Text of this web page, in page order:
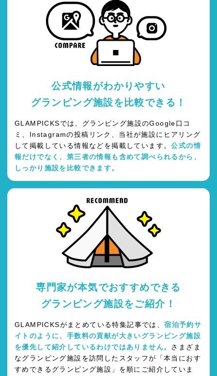
公式情報がわかりやすい
グランピング施設を比較できる！
GLAMPICKSでは、グランピング施設のGoogle口コ
ミ、Instagramの投稿リンク、当社が施設にヒアリング
して掲載している情報などを掲載しています。公式の情
報だけでなく、第三者の情報も含めて調べられるから、
しっかり施設を比較できます。
専門家が本気でおすすめできる
グランピング施設をご紹介！
GLAMPICKSがまとめている特集記事では、宿泊予約サ
イトのように、手数料の貢献が大きいグランピング施設
を優先して紹介しているわけではありません。 さまざま
なグランピング施設を訪問したスタッフが「本当におす
すめできるグランピング施設」を順にご紹介していま